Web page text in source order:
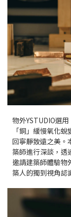
物外YSTUDIO選
「銅」緩慢氧化
回寧靜致遠之美。
築師進行深談，透
邀請建築師體驗物
築人的獨到視角認